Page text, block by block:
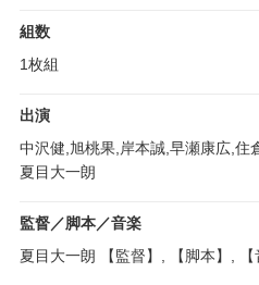
組数
1枚組
出演
中沢健,旭桃果,岸本誠,早瀬康広,住
夏目大一朗
監督／脚本／音楽
夏目大一朗 【監督】, 【脚本】, 【